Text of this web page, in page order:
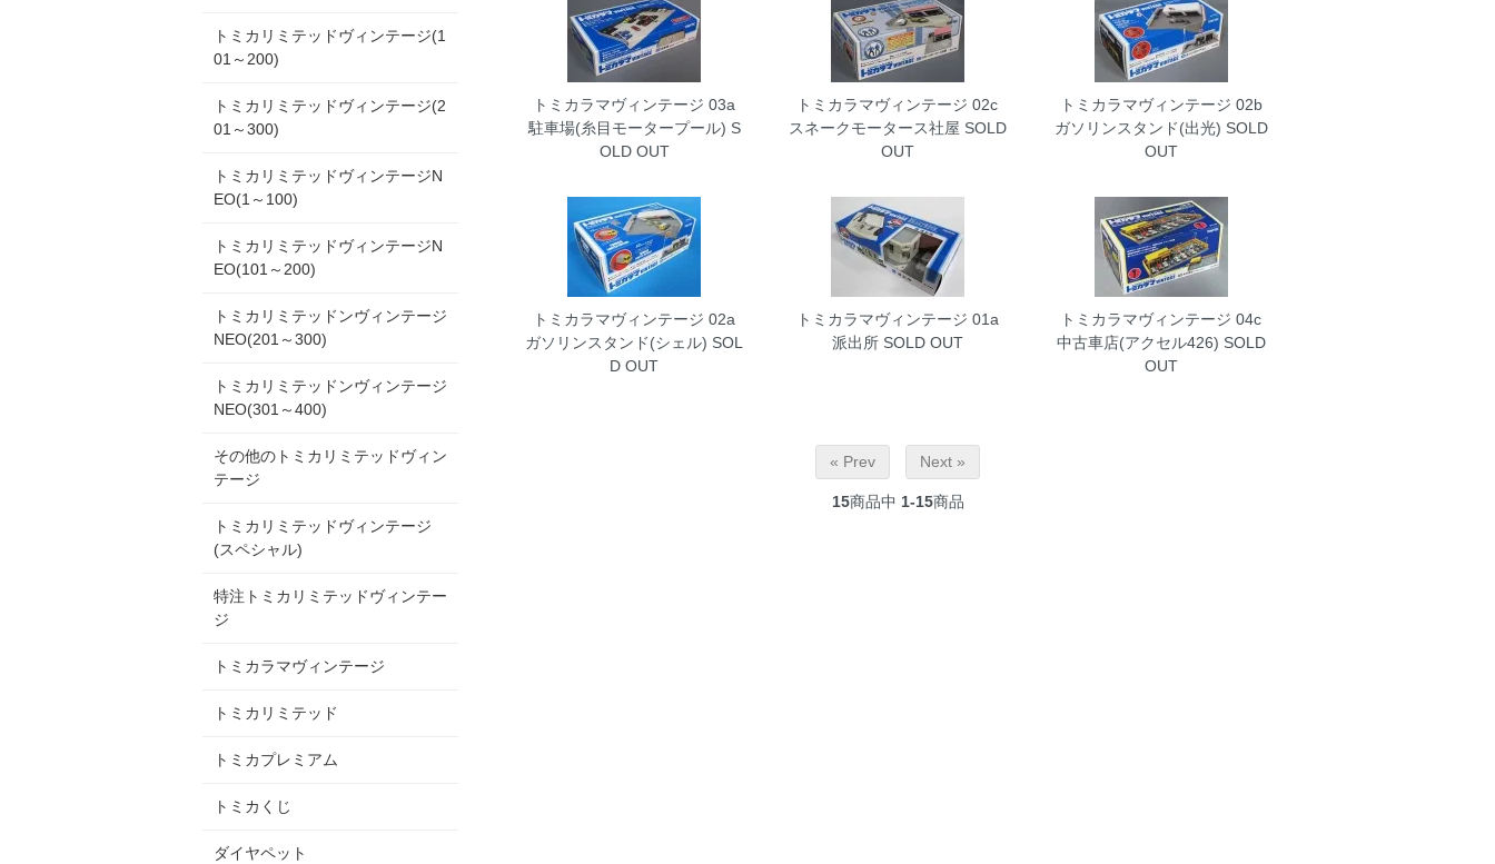
トミカラマヴィンテージ 03a
駐車場(糸目モータープール) S
OLD OUT
トミカラマヴィンテージ 02c
スネークモータース社屋 SOLD
OUT
トミカラマヴィンテージ 02b
ガソリンスタンド(出光) SOLD
OUT
トミカラマヴィンテージ 02a
ガソリンスタンド(シェル) SOL
D OUT
トミカラマヴィンテージ 01a
派出所SOLD OUT
トミカラマヴィンテージ 04c
中古車店(アクセル426) SOLD
OUT
« Prev Next »
15商品中 1-15商品
トミカリミテッドヴィンテージ(1
01～200)
トミカリミテッドヴィンテージ(2
01～300)
トミカリミテッドヴィンテージN
EO(1～100)
トミカリミテッドヴィンテージN
EO(101～200)
トミカリミテッドンヴィンテージ
NEO(201～300)
トミカリミテッドンヴィンテージ
NEO(301～400)
その他のトミカリミテッドヴィン
テージ
トミカリミテッドヴィンテージ
(スペシャル)
特注トミカリミテッドヴィンテー
ジ
トミカラマヴィンテージ
トミカリミテッド
トミカプレミアム
トミカくじ
ダイヤペット